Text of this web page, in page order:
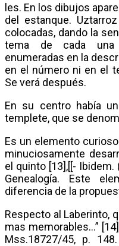
les. En los dibujos
del estanque.
colocadas, dando la
tema de cada una
enumeradas en la
en el número ni en el
Se verá después.
En su centro había
templete, que se
Es un elemento
minuciosamente
el quinto [13],[[-
Genealogía. Este
diferencia de la
Respecto al Laberinto,
mas memorables…”
Mss.18727/45, p.